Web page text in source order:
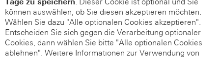
können auswählen, ob Sie diesen akzeptieren möchten.
Wählen Sie dazu "Alle optionalen Cookies akzeptieren".
Entscheiden Sie sich gegen die Verarbeitung optionaler
Cookies, dann wählen Sie bitte "Alle optionalen Cookies
ablehnen". Weitere Informationen zur Verwendung von